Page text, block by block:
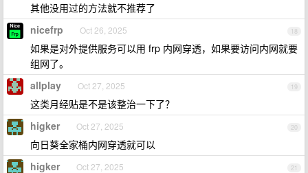
其他没用过的方法就不推荐了
18
nicefrp Oct 26, 2025
如果是对外提供服务可以用 frp 内网穿透，如果要访问内网就要
组网了。
19
allplay Oct 27, 2025
这类月经贴是不是该整治一下了？
20
higker Oct 27, 2025
向日葵全家桶内网穿透就可以
21
higker Oct 27, 2025